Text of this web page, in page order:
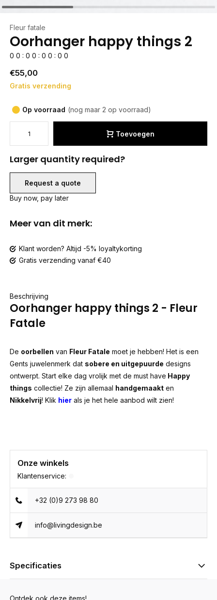
Fleur fatale
Oorhanger happy things 2
0 0 : 0 0 : 0 0 : 0 0
€55,00
Gratis verzending
Op voorraad (nog maar 2 op voorraad)
Toevoegen
Larger quantity required?
Request a quote
Buy now, pay later
Meer van dit merk:
Klant worden? Altijd -5% loyaltykorting
Gratis verzending vanaf €40
Beschrijving
Oorhanger happy things 2 - Fleur
Fatale
De oorbellen van Fleur Fatale moet je hebben! Het is een
Gents juwelenmerk dat sobere en uitgepuurde designs
ontwerpt. Start elke dag vrolijk met de must have Happy
things collectie! Ze zijn allemaal handgemaakt en
Nikkelvrij! Klik hier als je het hele aanbod wilt zien!
Onze winkels
Klantenservice:
+32 (0)9 273 98 80
info@livingdesign.be
Specificaties
Ontdek ook deze items!